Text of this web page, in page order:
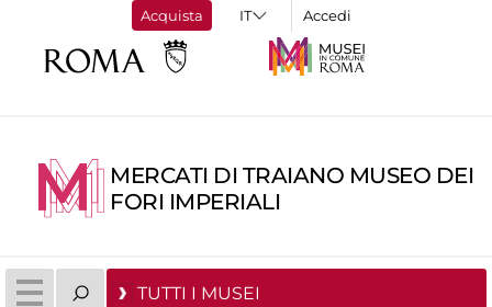
Acquista Accedi
MERCATI DI TRAIANO MUSEO DEI
FORI IMPERIALI
TUTTI I MUSEI